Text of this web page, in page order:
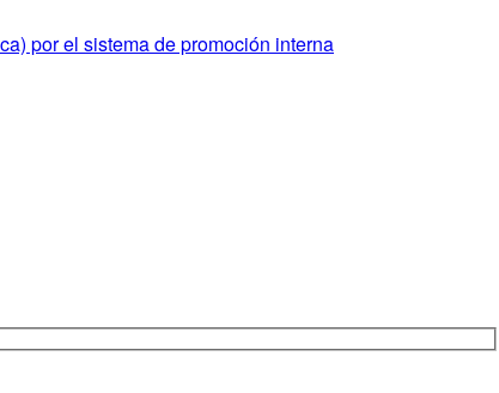
por el sistema de promoción interna